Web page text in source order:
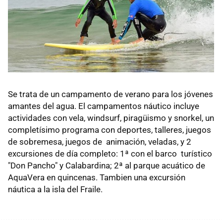
Se trata de un campamento de verano para los jóvenes
amantes del agua. El campamentos náutico incluye
actividades con vela, windsurf, piragüismo y snorkel, un
completísimo programa con deportes, talleres, juegos
de sobremesa, juegos de animación, veladas, y 2
excursiones de día completo: 1ª con el barco turístico
"Don Pancho" y Calabardina; 2ª al parque acuático de
AquaVera en quincenas. Tambien una excursión
náutica a la isla del Fraile.